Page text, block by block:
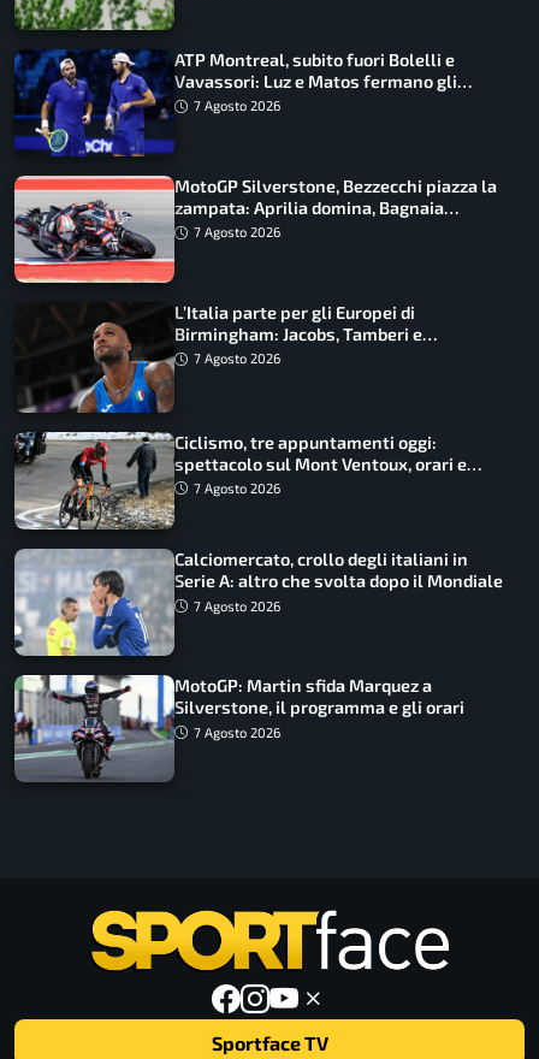
ATP Montreal, subito fuori Bolelli e
Vavassori: Luz e Matos fermano gli
azzurri
7 Agosto 2026
MotoGP Silverstone, Bezzecchi piazza la
zampata: Aprilia domina, Bagnaia
costretto al Q1
7 Agosto 2026
L’Italia parte per gli Europei di
Birmingham: Jacobs, Tamberi e
Battocletti guidano una spedizione
7 Agosto 2026
Ciclismo, tre appuntamenti oggi:
spettacolo sul Mont Ventoux, orari e
come vederli
7 Agosto 2026
Calciomercato, crollo degli italiani in
Serie A: altro che svolta dopo il Mondiale
7 Agosto 2026
MotoGP: Martin sfida Marquez a
Silverstone, il programma e gli orari
7 Agosto 2026
Sportface TV